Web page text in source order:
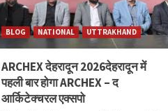
BLOG NATIONAL UTTRAKHAND
ARCHEX देहरादून 2026देहरादून में
पहली बार होगा ARCHEX – द
आर्किटेक्चरल एक्सपो